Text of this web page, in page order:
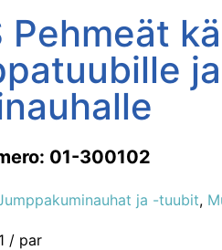
Pehmeät
01-300102
ja -tuubit,
/ par